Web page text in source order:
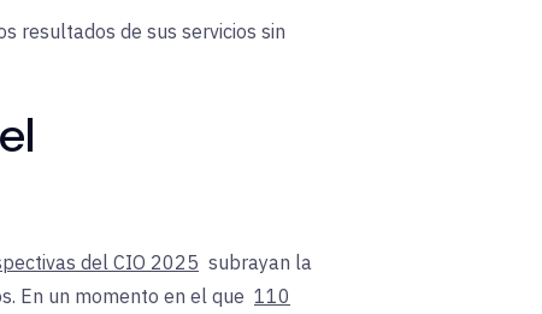
resultados de sus servicios sin
del CIO 2025 subrayan la
En un momento en el que 110